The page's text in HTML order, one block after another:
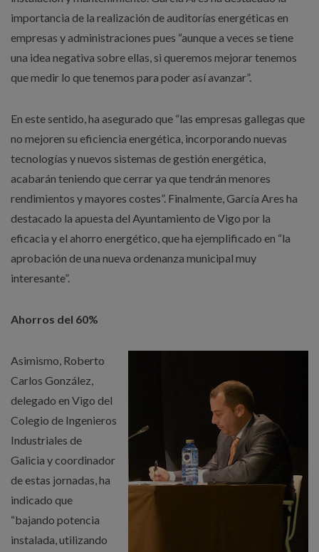
importancia de la realización de auditorías energéticas en
empresas y administraciones pues “aunque a veces se tiene
una idea negativa sobre ellas, si queremos mejorar tenemos
que medir lo que tenemos para poder así avanzar”.
En este sentido, ha asegurado que “las empresas gallegas que
no mejoren su eficiencia energética, incorporando nuevas
tecnologías y nuevos sistemas de gestión energética,
acabarán teniendo que cerrar ya que tendrán menores
rendimientos y mayores costes”. Finalmente, García Ares ha
destacado la apuesta del Ayuntamiento de Vigo por la
eficacia y el ahorro energético, que ha ejemplificado en “la
aprobación de una nueva ordenanza municipal muy
interesante”.
Ahorros del 60%
Asimismo, Roberto
Carlos González,
delegado en Vigo del
Colegio de Ingenieros
Industriales de
Galicia y coordinador
de estas jornadas, ha
indicado que
“bajando potencia
instalada, utilizando